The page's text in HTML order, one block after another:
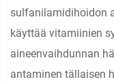
sulfanilamidihoidon
käyttää vitamiinien
aineenvaihdunnan
antaminen tällaisen